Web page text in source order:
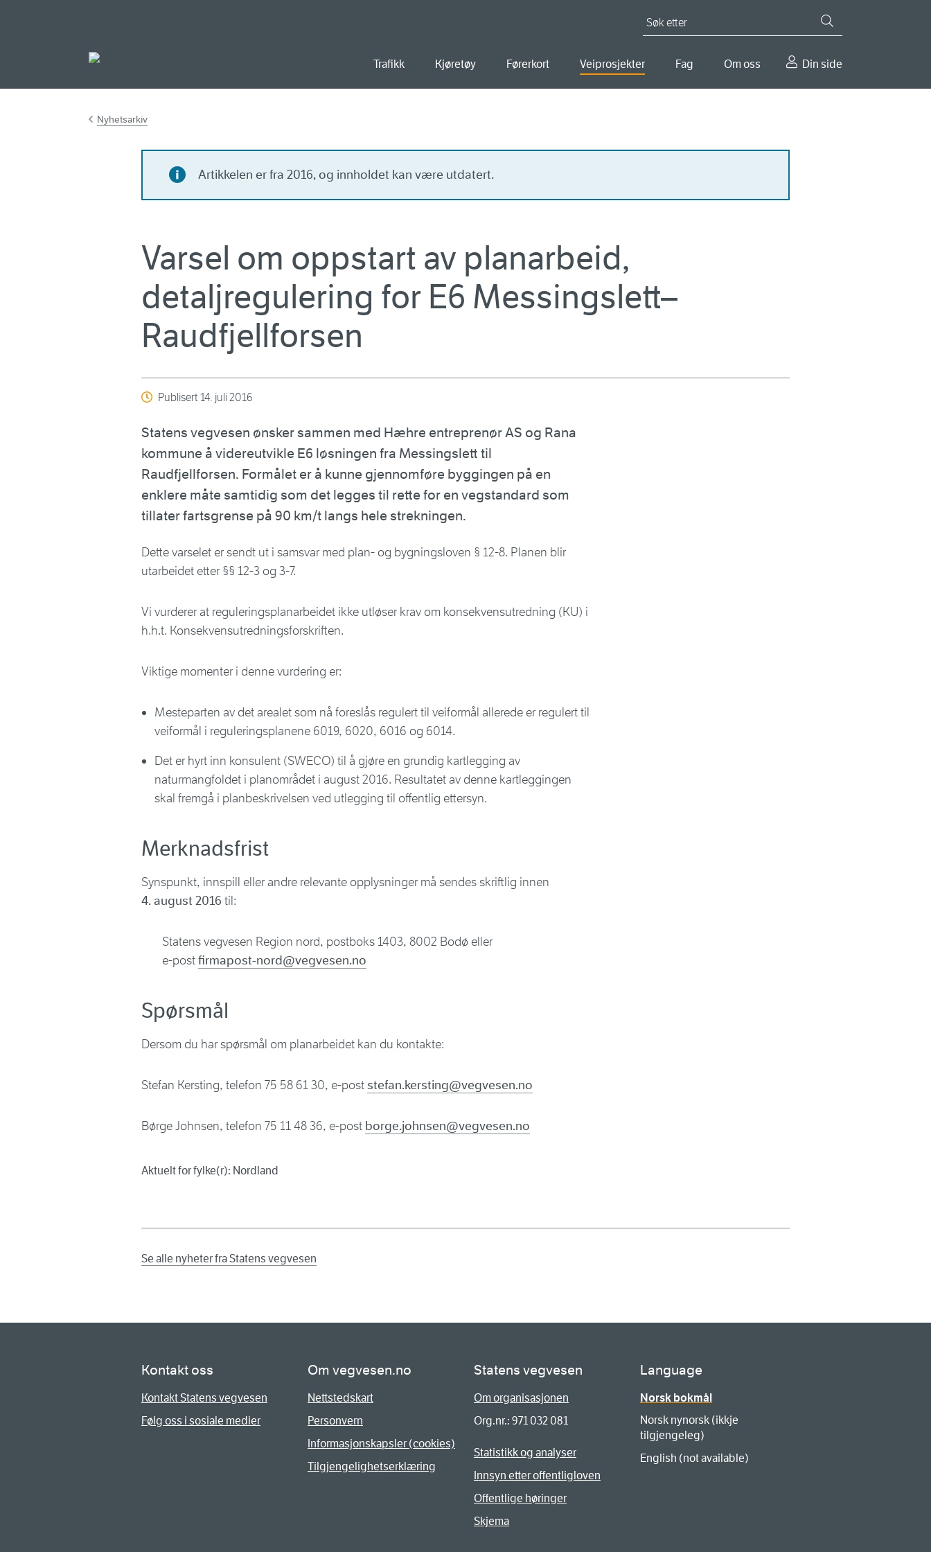
Trafikk Kjøretøy Førerkort Veiprosjekter Fag Om oss Din side
Nyhetsarkiv
Artikkelen er fra 2016, og innholdet kan være utdatert.
Varsel om oppstart av planarbeid,
detaljregulering for E6 Messingslett–
Raudfjellforsen
Publisert14. juli 2016
Statens vegvesen ønsker sammen med Hæhre entreprenør AS og Rana
kommune å videreutvikle E6 løsningen fra Messingslett til
Raudfjellforsen. Formålet er å kunne gjennomføre byggingen på en
enklere måte samtidig som det legges til rette for en vegstandard som
tillater fartsgrense på 90 km/t langs hele strekningen.
Dette varselet er sendt ut i samsvar med plan- og bygningsloven § 12-8. Planen blir
utarbeidet etter §§ 12-3 og 3-7.
Vi vurderer at reguleringsplanarbeidet ikke utløser krav om konsekvensutredning (KU) i
h.h.t. Konsekvensutredningsforskriften.
Viktige momenter i denne vurdering er:
Mesteparten av det arealet som nå foreslås regulert til veiformål allerede er regulert til
veiformål i reguleringsplanene 6019, 6020, 6016 og 6014.
Det er hyrt inn konsulent (SWECO) til å gjøre en grundig kartlegging av
naturmangfoldet i planområdet i august 2016. Resultatet av denne kartleggingen
skal fremgå i planbeskrivelsen ved utlegging til offentlig ettersyn.
Merknadsfrist
Synspunkt, innspill eller andre relevante opplysninger må sendes skriftlig innen
4. august 2016 til:
Statens vegvesen Region nord, postboks 1403, 8002 Bodø eller
e-postfirmapost-nord@vegvesen.no
Spørsmål
Dersom du har spørsmål om planarbeidet kan du kontakte:
Stefan Kersting, telefon 75 58 61 30, e-poststefan.kersting@vegvesen.no
Børge Johnsen, telefon 75 11 48 36, e-post borge.johnsen@vegvesen.no
Aktuelt for fylke(r): Nordland
Se alle nyheter fra Statens vegvesen
Kontakt oss
Kontakt Statens vegvesen
Følg oss i sosiale medier
Om vegvesen.no
Nettstedskart
Personvern
Informasjonskapsler (cookies)
Tilgjengelighetserklæring
Statens vegvesen
Om organisasjonen
Org.nr.: 971 032 081
Statistikk og analyser
Innsyn etter offentligloven
Offentlige høringer
Skjema
Language
Norsk bokmål
Norsk nynorsk (ikkje
tilgjengeleg)
English (not available)